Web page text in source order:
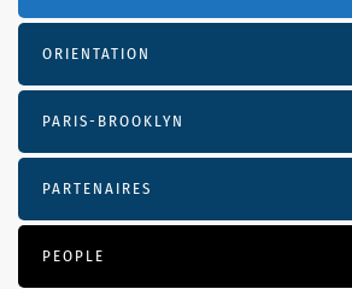
ORIENTATION
PARIS-BROOKLYN
PARTENAIRES
PEOPLE